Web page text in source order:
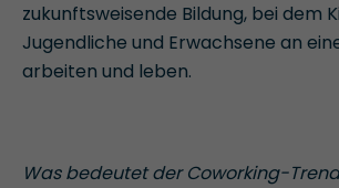
zukunftsweisende Bildung, bei dem
Jugendliche und Erwachsene an
arbeiten und leben.
Was bedeutet der Coworking-